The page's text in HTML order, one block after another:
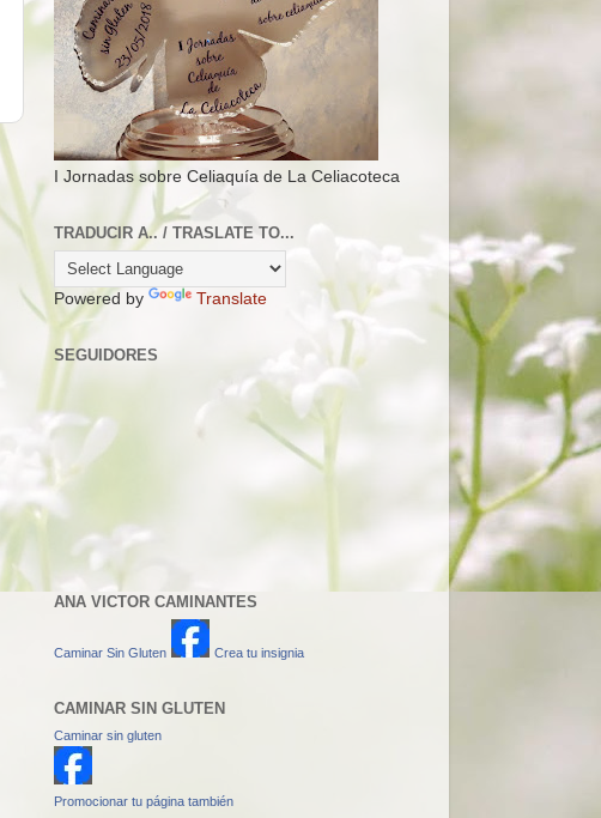
I Jornadas sobre Celiaquía de La Celiacoteca
TRADUCIR A.. / TRASLATE TO...
Powered by Translate
SEGUIDORES
ANA VICTOR CAMINANTES
Caminar Sin Gluten Crea tu insignia
CAMINAR SIN GLUTEN
Caminar sin gluten
Promocionar tu página también